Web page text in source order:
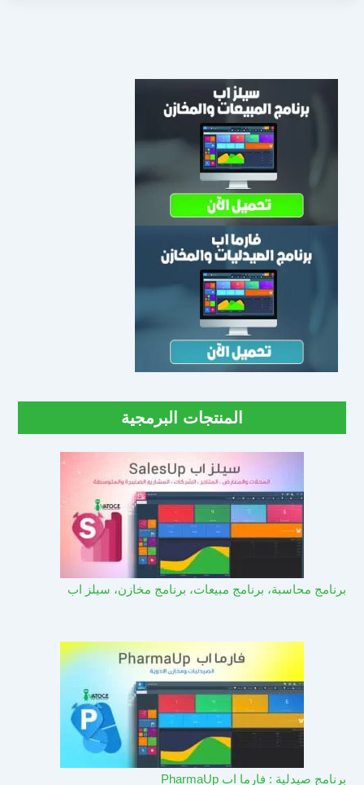
المنتجات البرمجية
برنامج محاسبة، برنامج مبيعات، برنامج مخازن، سيلز اب
برنامج صيدلية : فارما اب PharmaUp​